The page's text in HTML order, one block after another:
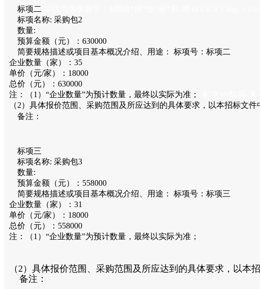
标项二
标项名称: 采购包2
数量:
预算金额（元）： 630000
简要规格描述或项目基本概况介绍、用途： 标项号：标项二
企业数量（家）：35
单价（元/家）：18000
总价（元）：630000
注：（1）“企业数量”为预计数量，最终以实际为准；
（2）具体报价范围、采购范围及所应达到的具体要求，以本招标文
备注：
标项三
标项名称: 采购包3
数量:
预算金额（元）： 558000
简要规格描述或项目基本概况介绍、用途： 标项号：标项三
企业数量（家）：31
单价（元/家）：18000
总价（元）：558000
注：（1）“企业数量”为预计数量，最终以实际为准；
（2）具体报价范围、采购范围及所应达到的具体要求，以
备注：